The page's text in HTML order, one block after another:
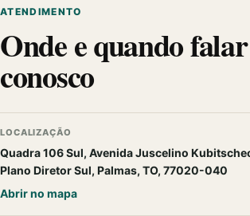
ATENDIMENTO
Onde e quando falar
conosco
LOCALIZAÇÃO
Quadra 106 Sul, Avenida Juscelino
Plano Diretor Sul, Palmas, TO, 77020-040
Abrir no mapa